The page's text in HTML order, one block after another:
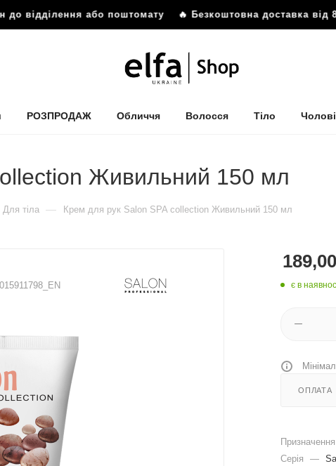
відділення або поштомату🔥 Безкоштовна доставка від
РОЗПРОДАЖ Обличчя Волосся Тіло
Живильний 150 мл
Для тіла — Крем для рук Salon SPA collection Живильний 150 мл
189,00
є в
ОПЛАТА
Призначення
Серія
—